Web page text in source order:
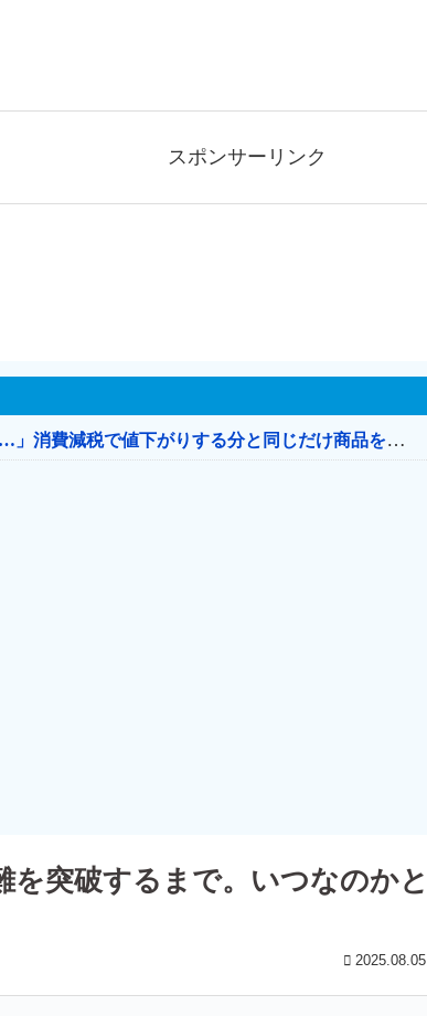
スポンサーリンク
【消費税率1％】 「下げるのが筋なんですけど…」消費減税で値下がりする分と同じだけ商品を値上げして店頭価格を変えない店も
突破するまで。いつなのかと
2025.08.05